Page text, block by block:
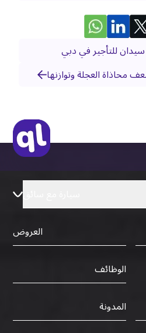
للتأجير في دبي
محاذاة العجلة وتوازنها
العروض
الوظائف
المدونة